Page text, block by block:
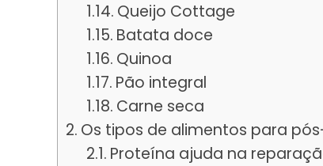
Queijo Cottage
Batata doce
Quinoa
Pão integral
Carne seca
Os tipos de alimentos para
Proteína ajuda na